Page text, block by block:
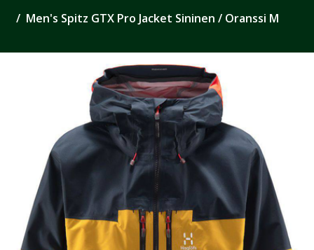
Men's Spitz GTX Pro Jacket Sininen / Oranssi M